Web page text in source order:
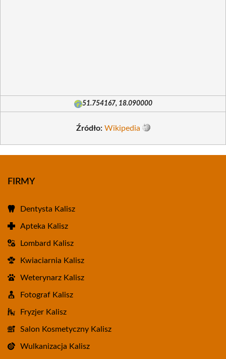
51.754167, 18.090000
Źródło: Wikipedia
FIRMY
Dentysta Kalisz
Apteka Kalisz
Lombard Kalisz
Kwiaciarnia Kalisz
Weterynarz Kalisz
Fotograf Kalisz
Fryzjer Kalisz
Salon Kosmetyczny Kalisz
Wulkanizacja Kalisz